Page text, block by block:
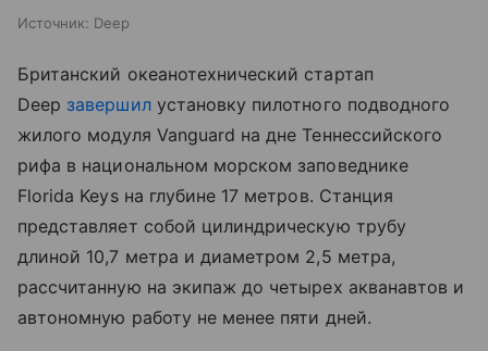
Источник: Deep
Британский океанотехнический стартап
Deep завершилустановку пилотного подводного
жилого модуля Vanguard на дне Теннессийского
рифа в национальном морском заповеднике
Florida Keys на глубине 17 метров. Станция
представляет собой цилиндрическую трубу
длиной 10,7 метра и диаметром 2,5 метра,
рассчитанную на экипаж до четырех акванавтов и
автономную работу не менее пяти дней.